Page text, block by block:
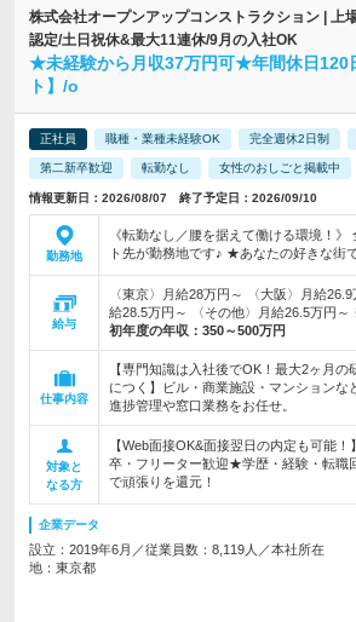
株式会社オープンアップコンストラクション | 上
認定/土日祝休&最大11連休/9月の入社OK
★未経験から月収37万円可★年間休日120
ト】/o
正社員 職種・業種未経験OK 完全週休2日制
第二新卒歓迎 転勤なし 女性のおしごと掲載中
情報更新日：2026/08/07 終了予定日：2026/09/10
勤務地
《転勤なし／腰を据えて働ける環境！》
ト先が勤務地です♪ ★あなたの好きな街
給与
〈東京〉月給28万円～ 〈大阪〉月給
給28.5万円～ 〈その他〉月給26.5万円
初年度の年収： 350～500万円
仕事内容
【専門知識は入社後でOK！最大2ヶ月
につく】ビル・商業施設・マンションな
進捗管理や窓口業務をお任せ。
対象と
なる方
【Web面接OK&面接翌日の内定も可能
卒・フリーター歓迎★学歴・経験・転職
で頑張りを還元！
企業データ
設立：2019年6月／従業員数：8,119人／本社所在
地：東京都